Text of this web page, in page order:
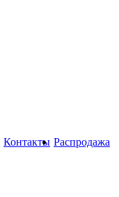
Контакты Распродажа